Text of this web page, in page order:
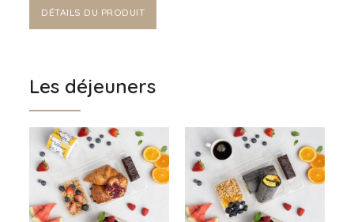
DÉTAILS DU PRODUIT
Les déjeuners